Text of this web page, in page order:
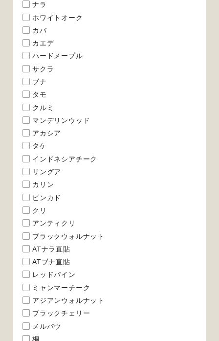
ナラ
ホワイトオーク
カバ
カエデ
ハードメープル
サクラ
ブナ
タモ
クルミ
マンデリンウッド
アカシア
タケ
インドネシアチーク
リングア
カリン
ピンカド
クリ
アンティクリ
ブラックウォルナット
ATナラ直貼
ATブナ直貼
レッドパイン
ミャンマーチーク
アジアンウォルナット
ブラックチェリー
メルバウ
桐